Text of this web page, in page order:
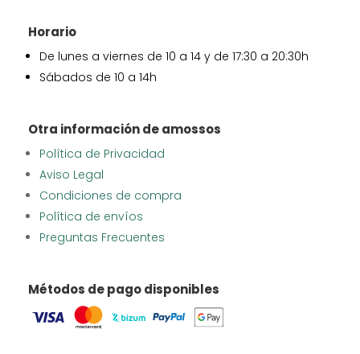
Horario
De lunes a viernes de 10 a 14 y de 17:30 a 20:30h
Sábados de 10 a 14h
Otra información de amossos
Política de Privacidad
Aviso Legal
Condiciones de compra
Política de envíos
Preguntas Frecuentes
Métodos de pago disponibles